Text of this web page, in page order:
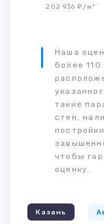
202 936 ₽/м²
Наша
более
такие
стен,
чтобы
оценку.
Казань